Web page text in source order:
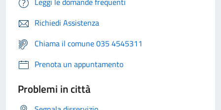
Richiedi Assistenza
Chiama il comune 035 4545311
Prenota un appuntamento
Problemi in città